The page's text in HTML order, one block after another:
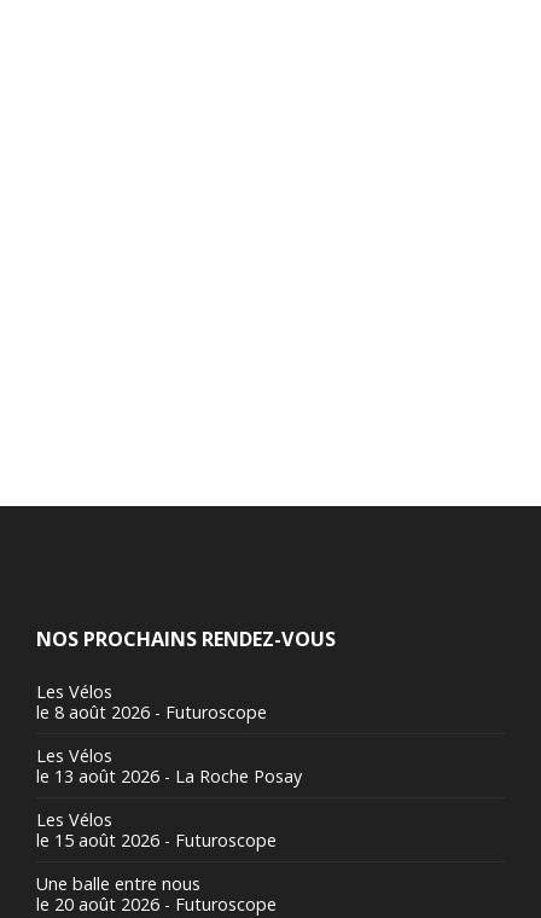
NOS PROCHAINS RENDEZ-VOUS
Les Vélos
le 8 août 2026 - Futuroscope
Les Vélos
le 13 août 2026 - La Roche Posay
Les Vélos
le 15 août 2026 - Futuroscope
Une balle entre nous
le 20 août 2026 - Futuroscope